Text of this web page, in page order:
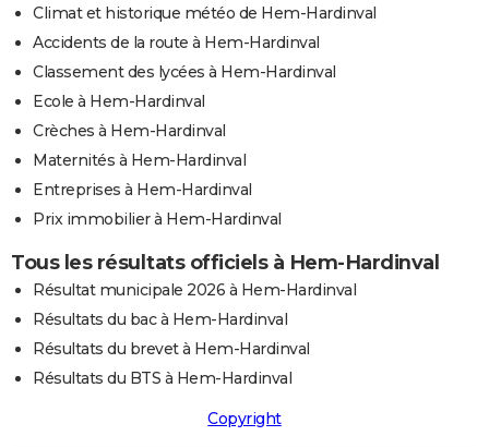
Climat et historique météo de Hem-Hardinval
Accidents de la route à Hem-Hardinval
Classement des lycées à Hem-Hardinval
Ecole à Hem-Hardinval
Crèches à Hem-Hardinval
Maternités à Hem-Hardinval
Entreprises à Hem-Hardinval
Prix immobilier à Hem-Hardinval
Tous les résultats officiels à Hem-Hardinval
Résultat municipale 2026 à Hem-Hardinval
Résultats du bac à Hem-Hardinval
Résultats du brevet à Hem-Hardinval
Résultats du BTS à Hem-Hardinval
Copyright